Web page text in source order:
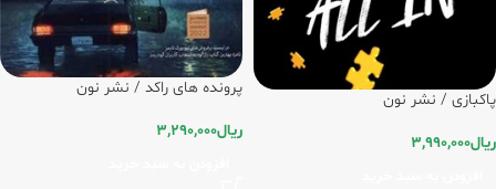
پاکبازی / نشر نون
ریال3,990,000
پرونده های راکد / نشر نون
ریال3,290,000